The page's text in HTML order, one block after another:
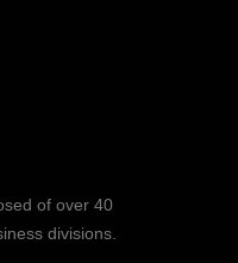
of over 40
divisions.